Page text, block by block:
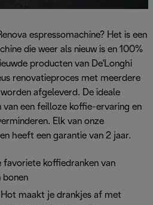
espressomachine? Het is een
die weer als nieuw is en 100%
producten van De'Longhi
renovatieproces met meerdere
afgeleverd. De ideale
van een feilloze koffie-ervaring en
Elk van onze
heeft een garantie van 2 jaar.
favoriete koffiedranken van
bonen
maakt je drankjes af met